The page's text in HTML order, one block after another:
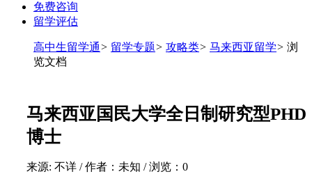
免费咨询
留学评估
高中生留学通> 留学专题> 攻略类> 马来西亚留学> 浏
览文档
马来西亚国民大学全日制研究型PHD
博士
来源: 不详 / 作者：未知 / 浏览： 0